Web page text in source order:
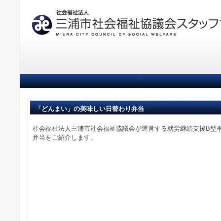
「どんまい」の美味しい日替わり弁当
社会福祉法人三浦市社会福祉協議会が運営する就労継続支援B型
弁当をご紹介します。